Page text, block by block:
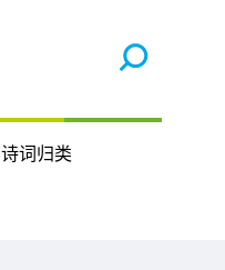
诗词归类